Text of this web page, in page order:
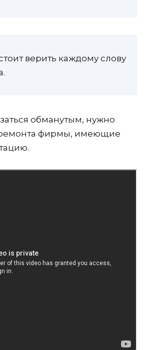
верить каждому слову
обманутым, нужно
фирмы, имеющие